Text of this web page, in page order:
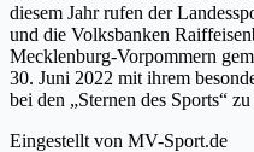
diesem Jahr rufen der
und die Volksbanken
Mecklenburg-Vorpommern
30. Juni 2022 mit ihrem
bei den „Sternen des Sports“
Eingestellt von MV-Sport.de